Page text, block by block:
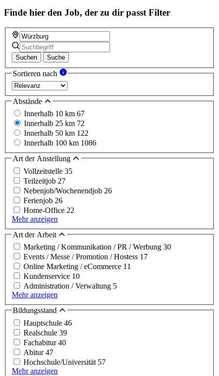
Finde hier den Job, der zu dir passt Filter
Suchen Suche
Sortieren nach
Abstände
Innerhalb 10 km 67
Innerhalb 25 km 72
Innerhalb 50 km 122
Innerhalb 100 km 1086
Art der Anstellung
Vollzeitstelle 35
Teilzeitjob 27
Nebenjob/Wochenendjob 26
Ferienjob 26
Home-Office 22
Mehr anzeigen
Art der Arbeit
Marketing / Kommunikation / PR / Werbung 30
Events / Messe / Promotion / Hostess 17
Online Marketing / eCommerce 11
Kundenservice 10
Administration / Verwaltung 5
Mehr anzeigen
Bildungsstand
Hauptschule 46
Realschule 39
Fachabitur40
Abitur47
Hochschule/Universität 57
Mehr anzeigen